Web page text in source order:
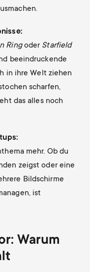
Ringoder Starfield
beeindruckende
in ihre Welt ziehen
scharfen,
das alles noch
mehr. Ob du
zeigst oder eine
Bildschirme
ist
Warum